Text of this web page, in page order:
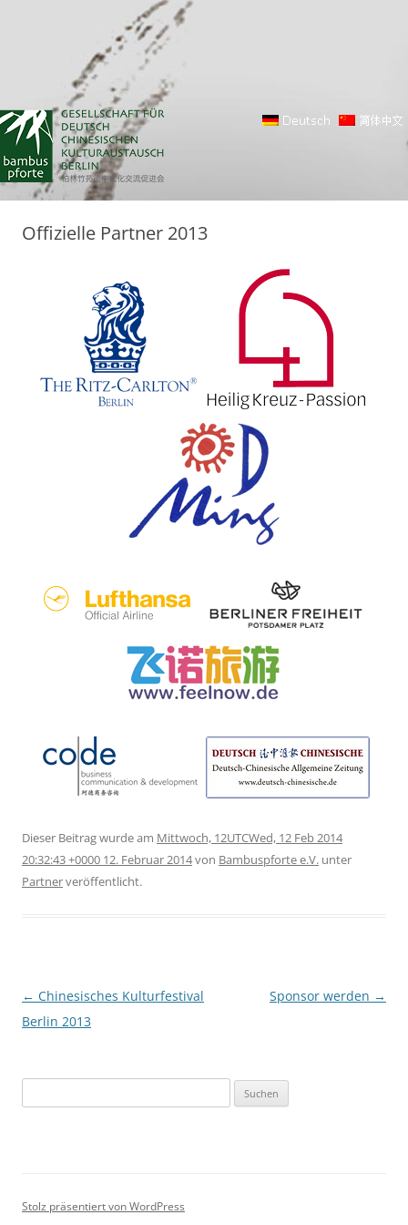
Offizielle Partner 2013
Dieser Beitrag wurde am Mittwoch, 12UTCWed, 12 Feb 2014
20:32:43 +0000 12. Februar 2014von Bambuspforte e.V. unter
Partnerveröffentlicht.
Beitragsnavigation
← Chinesisches Kulturfestival
Berlin 2013
Sponsor werden →
nach:
Stolz präsentiert von WordPress